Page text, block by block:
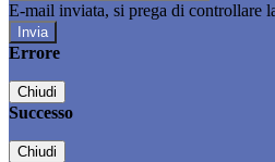
E-mail inviata, si prega di controllare
Errore
Chiudi
Successo
Chiudi